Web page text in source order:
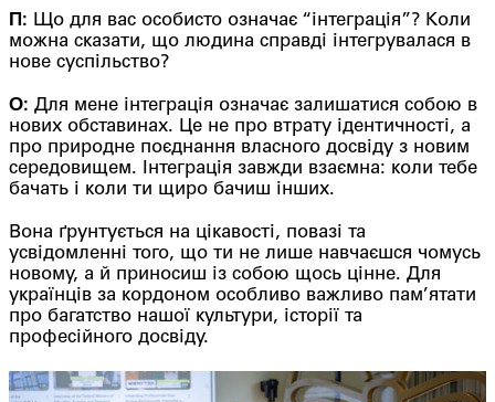
П: Що для вас особисто означає “інтеграція”? Коли
можна сказати, що людина справді інтегрувалася в
нове суспільство?
О: Для мене інтеграція означає залишатися собою в
нових обставинах. Це не про втрату ідентичності, а
про природне поєднання власного досвіду з новим
середовищем. Інтеграція завжди взаємна: коли тебе
бачать і коли ти щиро бачиш інших.
Вона ґрунтується на цікавості, повазі та
усвідомленні того, що ти не лише навчаєшся чомусь
новому, а й приносиш із собою щось цінне. Для
українців за кордоном особливо важливо пам’ятати
про багатство нашої культури, історії та
професійного досвіду.